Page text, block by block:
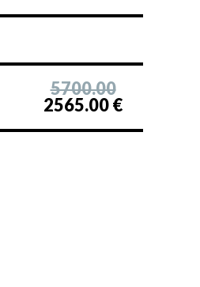
5700.00
2565.00 €